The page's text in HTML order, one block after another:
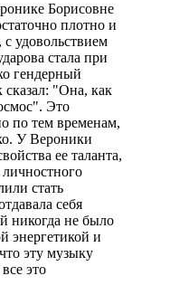
Борисовне
плотно и
с удовольствием
стала при
гендерный
сказал: "Она, как
Это
по тем временам,
У Вероники
ее таланта,
стать
себя
никогда не было
энергетикой и
эту музыку
это